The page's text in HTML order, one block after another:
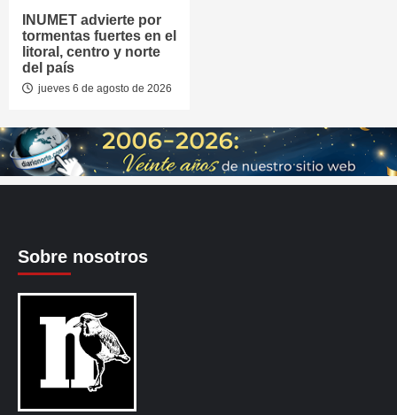
INUMET advierte por
tormentas fuertes en el
litoral, centro y norte
del país
jueves 6 de agosto de 2026
Sobre nosotros